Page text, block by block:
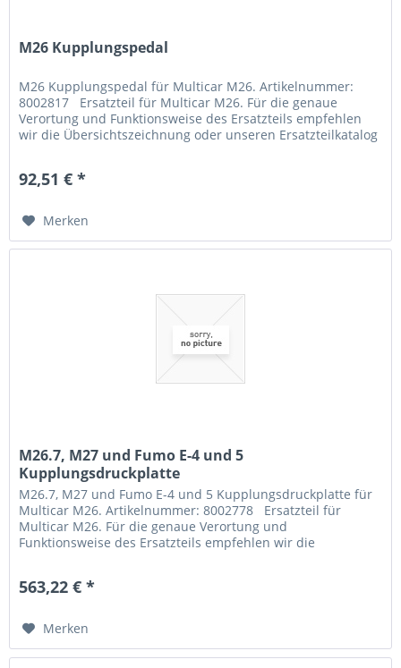
M26 Kupplungspedal
M26 Kupplungspedal für Multicar M26. Artikelnummer:
8002817 Ersatzteil für Multicar M26. Für die genaue
Verortung und Funktionsweise des Ersatzteils empfehlen
wir die Übersichtszeichnung oder unseren Ersatzteilkatalog
92,51 € *
Merken
M26.7, M27 und Fumo E-4 und 5
Kupplungsdruckplatte
M26.7, M27 und Fumo E-4 und 5 Kupplungsdruckplatte für
Multicar M26. Artikelnummer: 8002778 Ersatzteil für
Multicar M26. Für die genaue Verortung und
Funktionsweise des Ersatzteils empfehlen wir die
563,22 € *
Merken